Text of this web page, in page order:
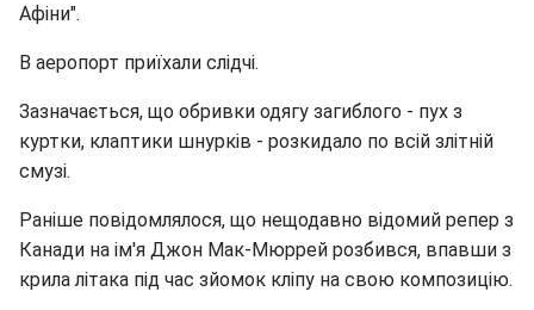
Афіни".
В аеропорт приїхали слідчі.
Зазначається, що обривки одягу загиблого - пух з
куртки, клаптики шнурків - розкидало по всій злітній
смузі.
Раніше повідомлялося, що нещодавно відомий репер з
Канади на ім'я Джон Мак-Мюррей розбився, впавши з
крила літака під час зйомок кліпу на свою композицію.